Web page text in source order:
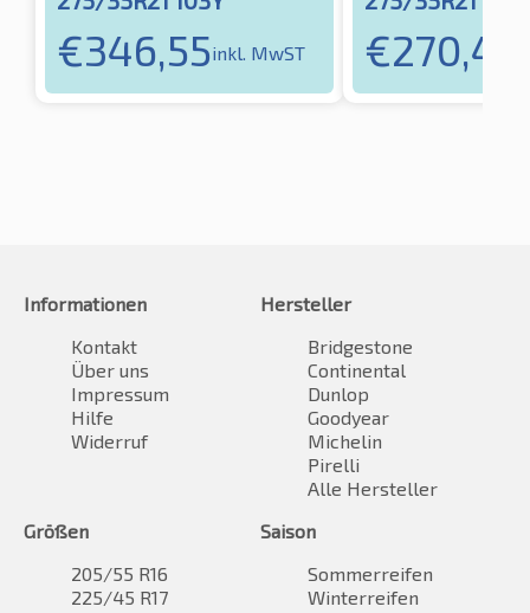
€346,55inkl. MwST €270,40
Informationen
Kontakt
Über uns
Impressum
Hilfe
Widerruf
Hersteller
Bridgestone
Continental
Dunlop
Goodyear
Michelin
Pirelli
Alle Hersteller
Größen
205/55 R16
225/45 R17
Saison
Sommerreifen
Winterreifen